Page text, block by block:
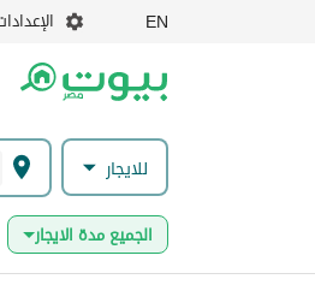
EN
للايجار
الجميع مدة الايجار